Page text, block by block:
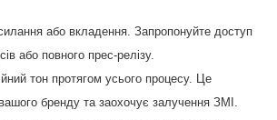
або вкладення. Запропонуйте доступ
або повного прес-релізу.
тон протягом усього процесу. Це
бренду та заохочує залучення ЗМІ.